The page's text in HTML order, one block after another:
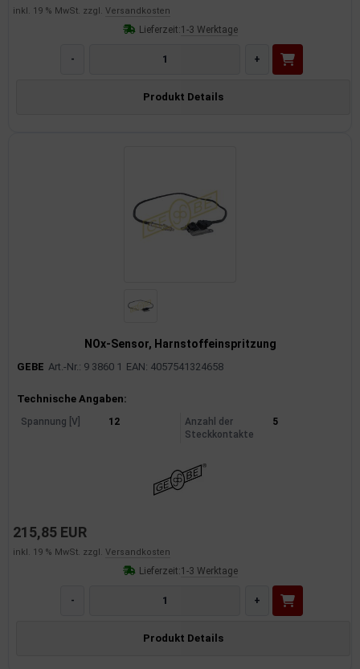
inkl. 19 % MwSt. zzgl. Versandkosten
Lieferzeit:1-3 Werktage
- +
Produkt Details
NOx-Sensor, Harnstoffeinspritzung
GEBE Art.-Nr.: 9 3860 1 EAN: 4057541324658
Produktinformationen
Technische Angaben:
Spannung [V] 12
Anzahl der
Steckkontakte
5
215,85 EUR
inkl. 19 % MwSt. zzgl. Versandkosten
Lieferzeit:1-3 Werktage
- +
Produkt Details